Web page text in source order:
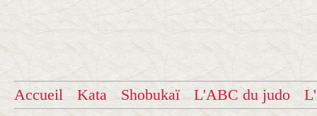
Accueil Kata Shobukaï L'ABC du judo